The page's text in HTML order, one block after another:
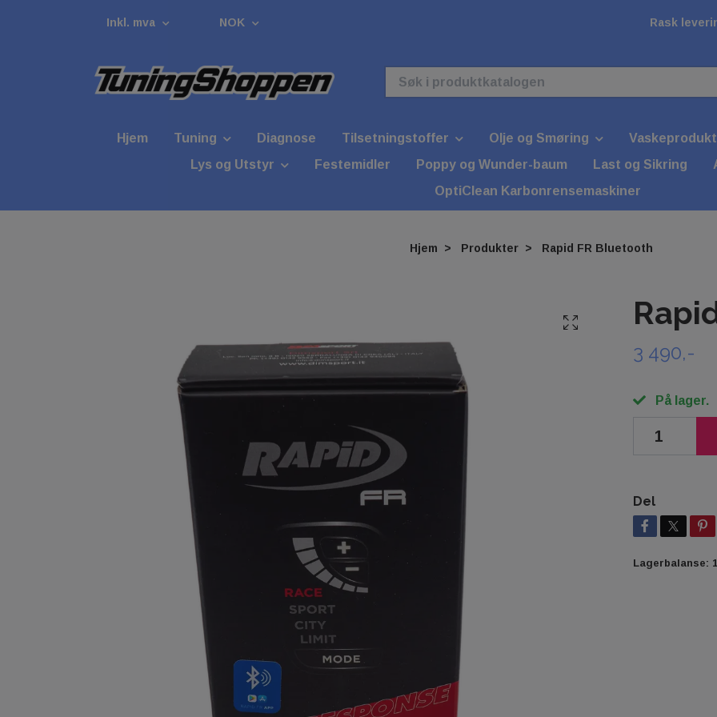
Inkl. mva NOK Rask
Hjem Tuning Diagnose Tilsetningstoffer Olje og Smøring
Lys og Utstyr
Festemidler Poppy og Wunder-baum Last og Sikring
OptiClean Karbonrensemaskiner
Hjem Produkter Rapid FR Bluetooth
3 490,-
På lager.
Del
Lagerbalanse: